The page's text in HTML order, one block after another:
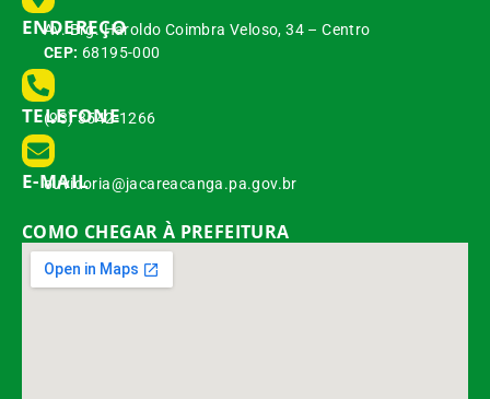
ENDEREÇO
Av. Brg. Haroldo Coimbra Veloso, 34 – Centro
CEP: 68195-000
TELEFONE
(93) 3542-1266
E-MAIL
ouvidoria@jacareacanga.pa.gov.br
COMO CHEGAR À PREFEITURA